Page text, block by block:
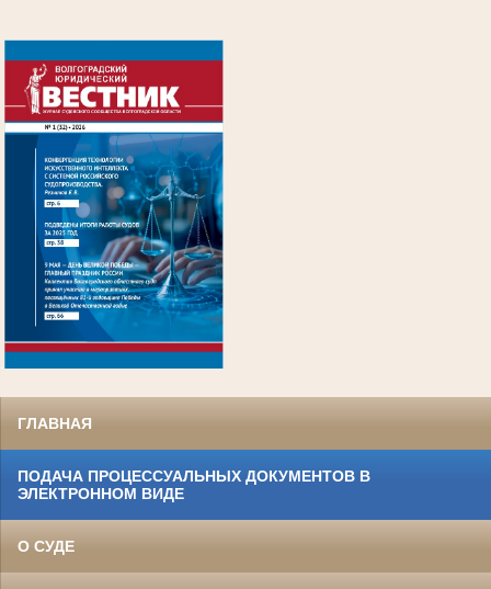
ГЛАВНАЯ
ПОДАЧА ПРОЦЕССУАЛЬНЫХ ДОКУМЕНТОВ В
ЭЛЕКТРОННОМ ВИДЕ
О СУДЕ